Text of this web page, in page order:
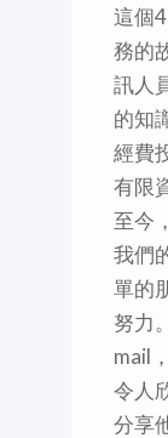
這個
務的
訊人
的知
經費
有限
至今
我們
單的
努力
mail
令人
分享